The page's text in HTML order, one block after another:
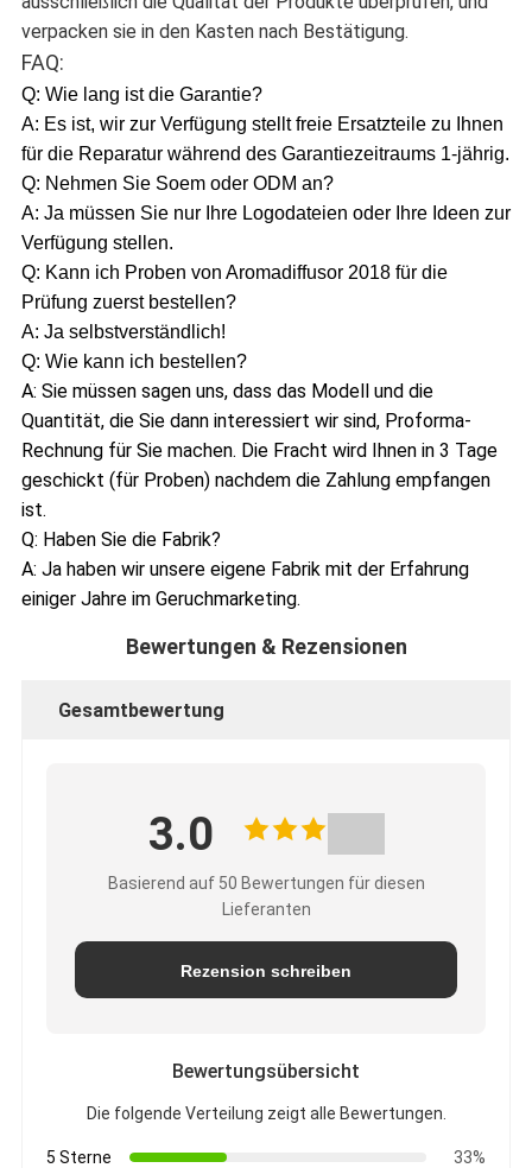
verpacken sie in den Kasten nach Bestätigung.
FAQ:
Q: Wie lang ist die Garantie?
A: Es ist, wir zur Verfügung stellt freie Ersatzteile zu Ihnen
für die Reparatur während des Garantiezeitraums 1-jährig.
Q: Nehmen Sie Soem oder ODM an?
A: Ja müssen Sie nur Ihre Logodateien oder Ihre Ideen zur
Verfügung stellen.
Q: Kann ich Proben von Aromadiffusor 2018 für die
Prüfung zuerst bestellen?
A: Ja selbstverständlich!
Q: Wie kann ich bestellen?
A: Sie müssen sagen uns, dass das Modell und die
Quantität, die Sie dann interessiert wir sind, Proforma-
Rechnung für Sie machen. Die Fracht wird Ihnen in 3 Tage
geschickt (für Proben) nachdem die Zahlung empfangen
ist.
Q: Haben Sie die Fabrik?
A: Ja haben wir unsere eigene Fabrik mit der Erfahrung
einiger Jahre im Geruchmarketing.
Bewertungen & Rezensionen
Gesamtbewertung
3.0
Basierend auf 50 Bewertungen für diesen
Lieferanten
Rezension schreiben
Bewertungsübersicht
Die folgende Verteilung zeigt alle Bewertungen.
5 Sterne
33%